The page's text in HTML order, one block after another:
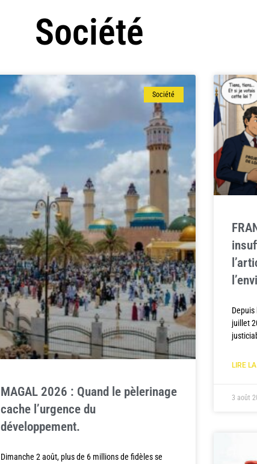
Société
Société
MAGAL 2026 : Quand le pèlerinage
cache l’urgence du
développement.
Dimanche 2 août, plus de 6 millions de fidèles se
juillet
LIRE
3 août